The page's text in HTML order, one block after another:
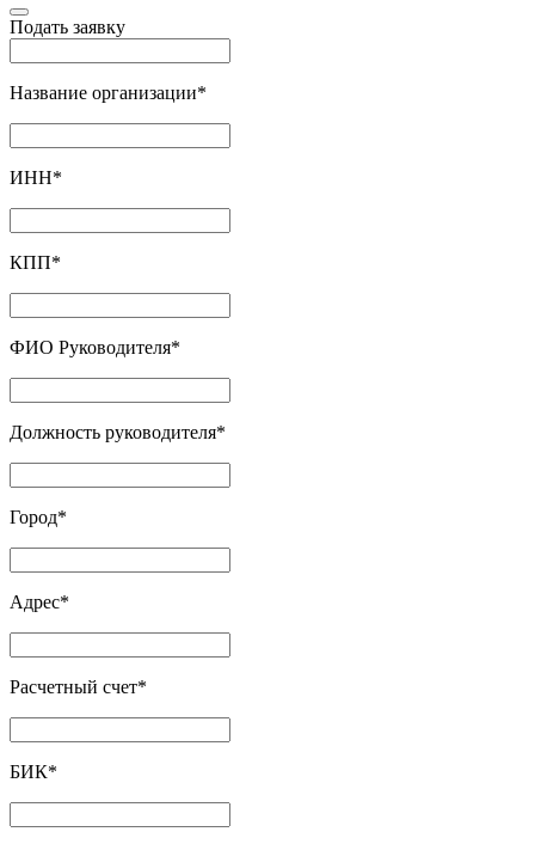
Подать заявку
Название организации*
ИНН*
КПП*
ФИО Руководителя*
Должность руководителя*
Город*
Адрес*
Расчетный счет*
БИК*